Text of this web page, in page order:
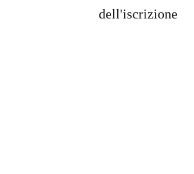
dell'iscrizione